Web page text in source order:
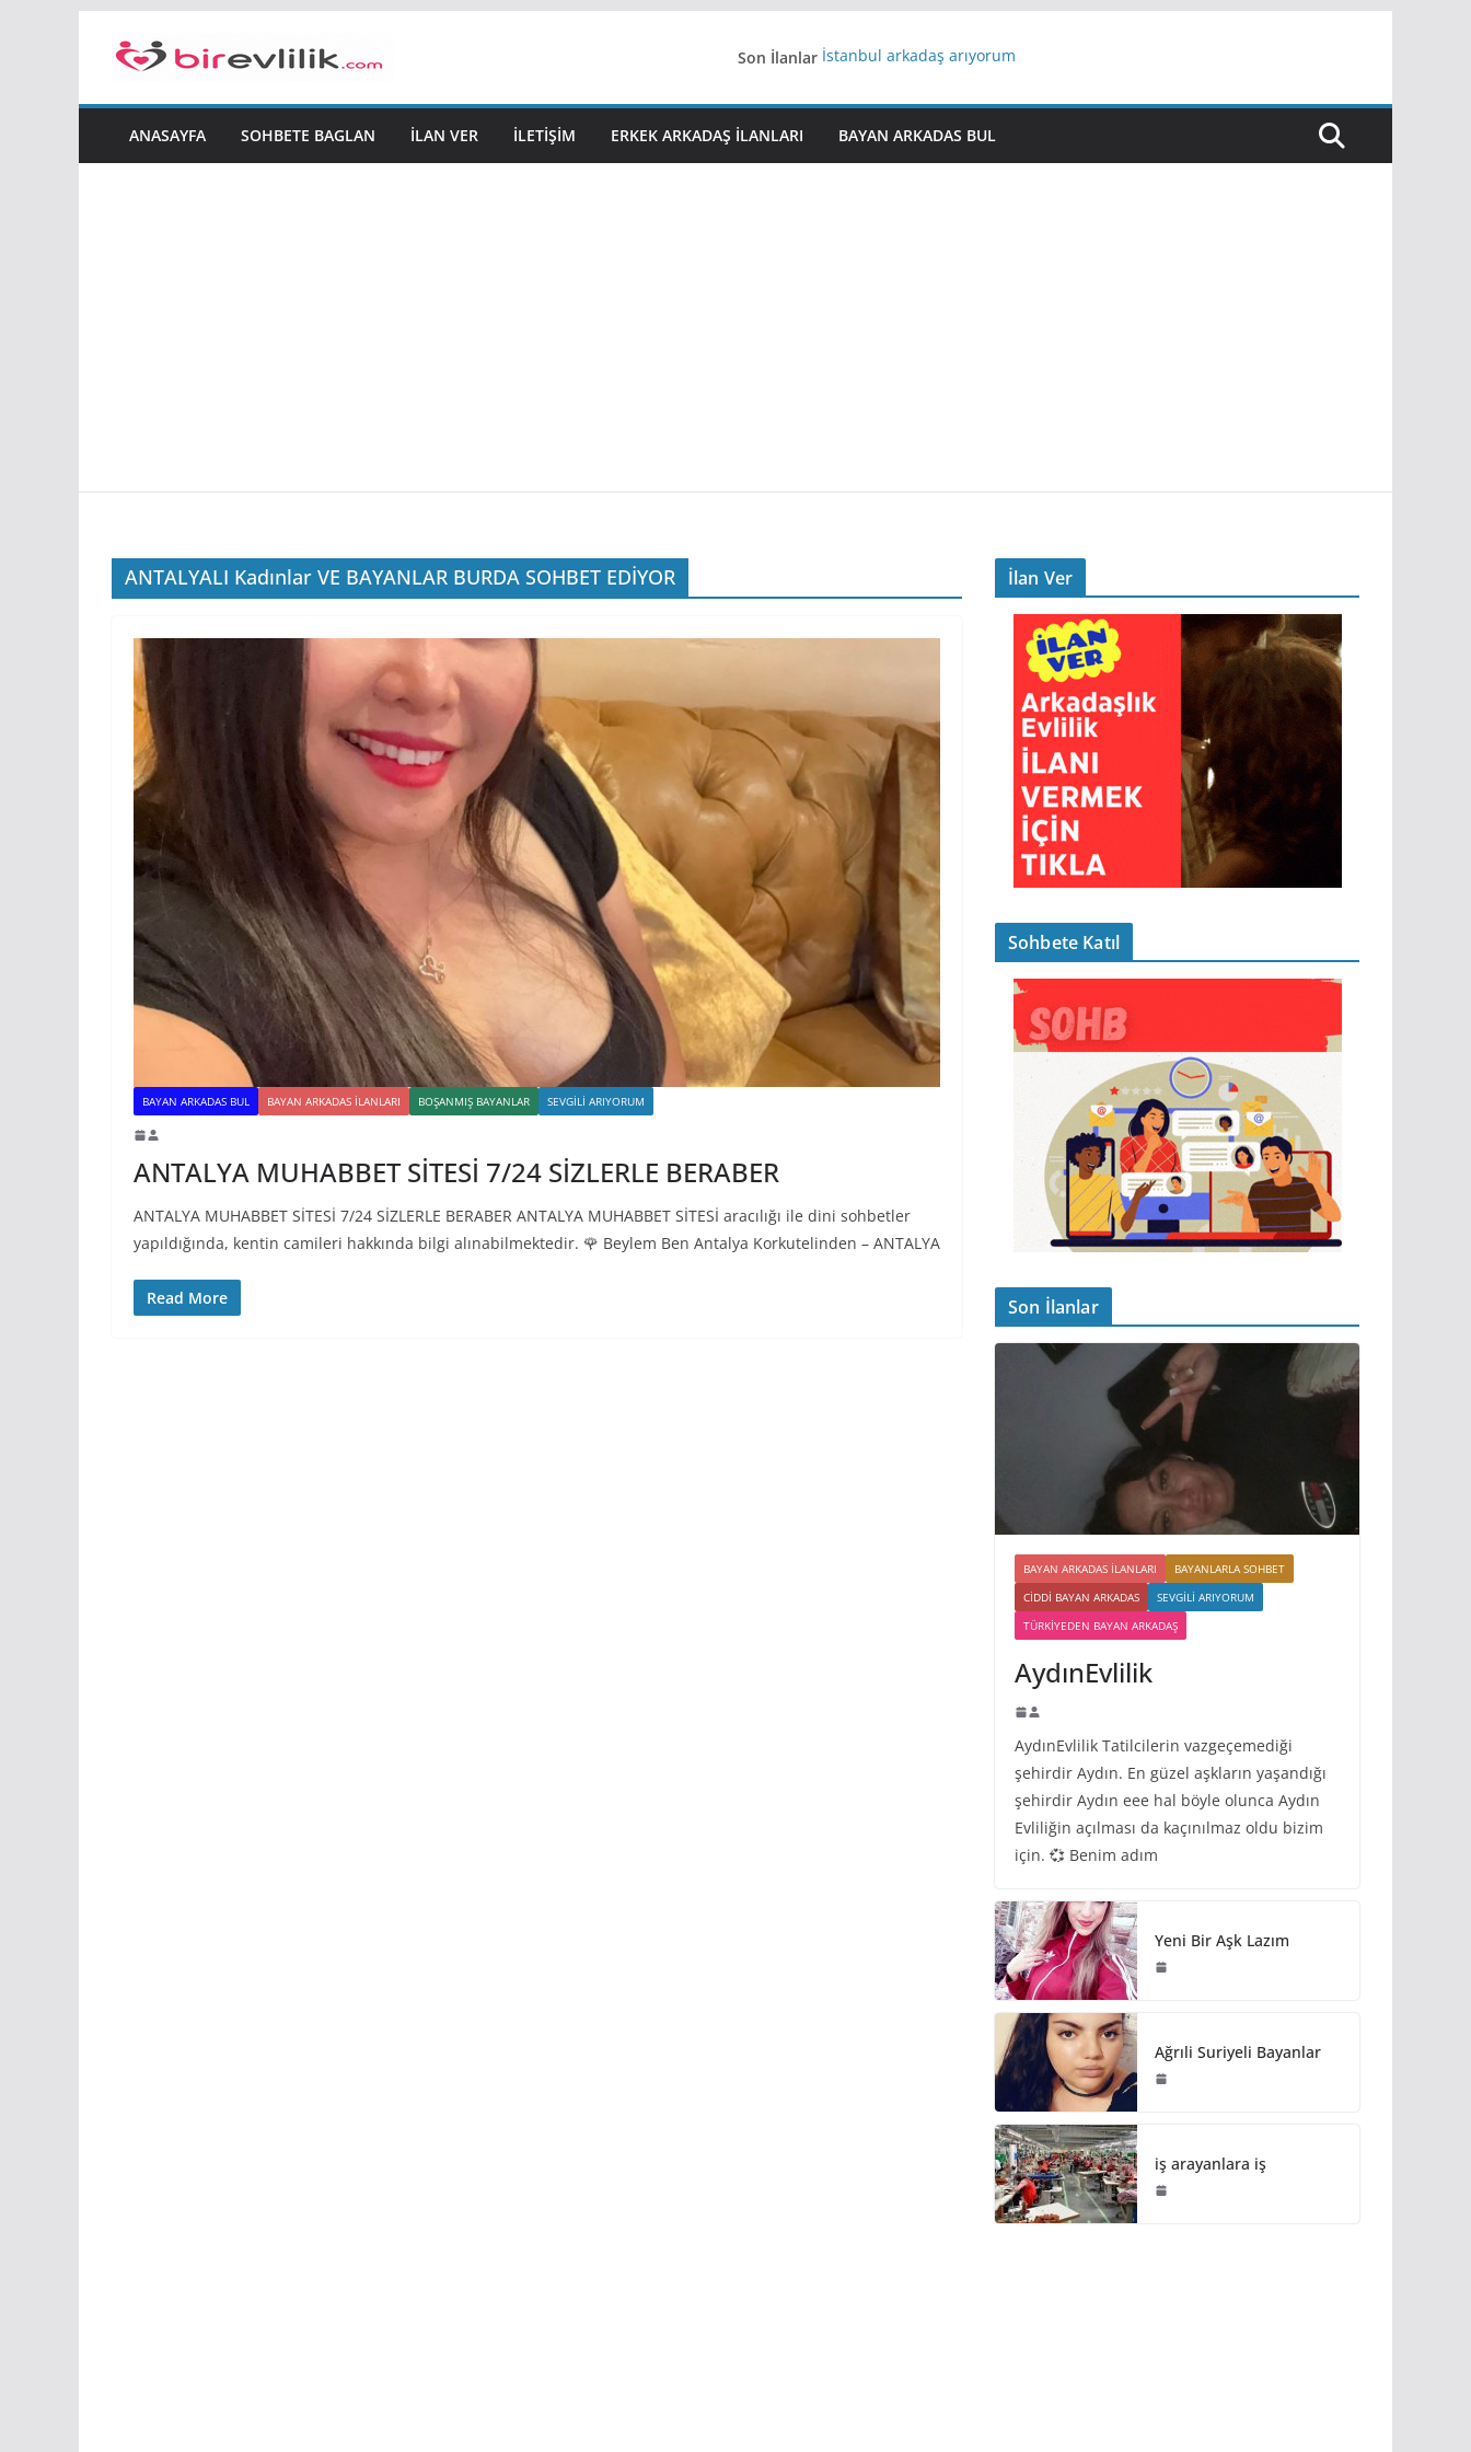
Son İlanlar İstanbul arkadaş arıyorum
Yeni Bir Aşk Lazım
iş arayanlara iş
ANASAYFA SOHBETE BAGLAN İLAN VER İLETIŞIM ERKEK ARKADAŞ ILANLARI BAYAN ARKADAS BUL
ANTALYALI Kadınlar VE BAYANLAR BURDA SOHBET EDİYOR
BAYAN ARKADAS BUL BAYAN ARKADAS ILANLARI BOŞANMIŞ BAYANLAR SEVGILI ARIYORUM
ANTALYA MUHABBET SİTESİ 7/24 SİZLERLE BERABER
ANTALYA MUHABBET SİTESİ 7/24 SİZLERLE BERABER ANTALYA MUHABBET SİTESİ aracılığı ile dini sohbetler
yapıldığında, kentin camileri hakkında bilgi alınabilmektedir. 🌹 Beylem Ben Antalya Korkutelinden – ANTALYA
Read More
İlan Ver
Sohbete Katıl
Son İlanlar
BAYAN ARKADAS ILANLARI
BAYANLARLA SOHBET
CIDDI BAYAN ARKADAS
SEVGILI ARIYORUM
TÜRKIYEDEN BAYAN ARKADAŞ
AydınEvlilik
AydınEvlilik Tatilcilerin vazgeçemediği
şehirdir Aydın. En güzel aşkların yaşandığı
şehirdir Aydın eee hal böyle olunca Aydın
Evliliğin açılması da kaçınılmaz oldu bizim
için. 💞 Benim adım
Yeni Bir Aşk Lazım
Ağrıli Suriyeli Bayanlar
iş arayanlara iş